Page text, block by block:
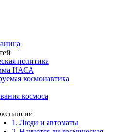
политика
НАСА
космонавтика
космоса
1. Люди и автоматы